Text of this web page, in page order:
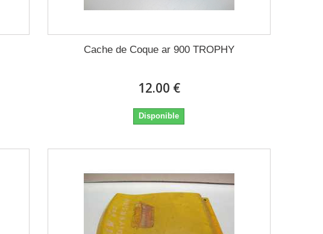
Cache de Coque ar 900 TROPHY
12.00 €
Disponible